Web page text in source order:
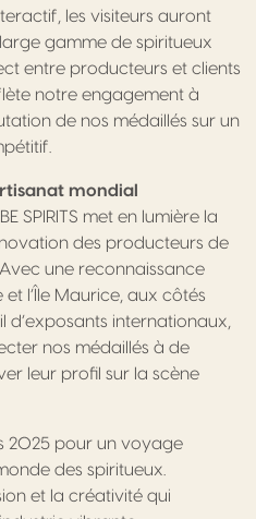
les visiteurs auront
gamme de spiritueux
entre producteurs et clients
notre engagement à
de nos médaillés sur un
mondial
SPIRITS met en lumière la
des producteurs de
une reconnaissance
l’Île Maurice, aux côtés
d’exposants internationaux,
nos médaillés à de
leur profil sur la scène
2025 pour un voyage
des spiritueux.
et la créativité qui